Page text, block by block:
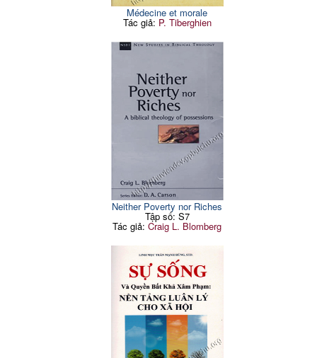
Médecine et morale
Tác giả: P. Tiberghien
Neither Poverty nor Riches
Tập số: S7
Tác giả:Craig L. Blomberg